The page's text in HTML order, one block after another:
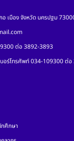
อ เมือง จังหวัด นครปฐม
ต่อ 3892-3893
อร์โทรศัพท์ 034-109300 ต่อ
กศึกษา